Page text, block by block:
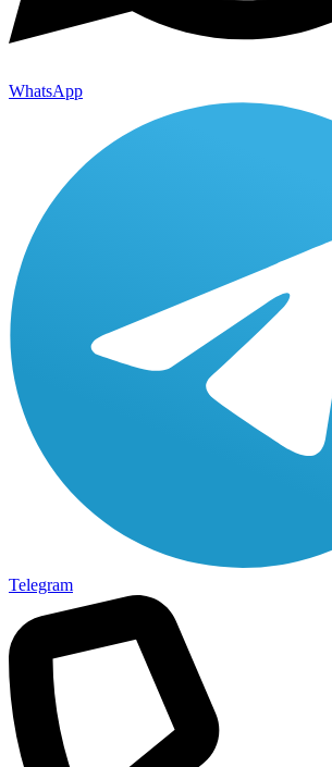
WhatsApp
Telegram